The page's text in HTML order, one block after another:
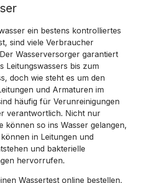
ein bestens kontrolliertes
sind viele Verbraucher
Wasserversorger garantiert
Leitungswassers bis zum
doch wie steht es um den
und Armaturen im
häufig für Verunreinigungen
verantwortlich. Nicht nur
können so ins Wasser gelangen,
in Leitungen und
und bakterielle
hervorrufen.
Wassertest online bestellen,